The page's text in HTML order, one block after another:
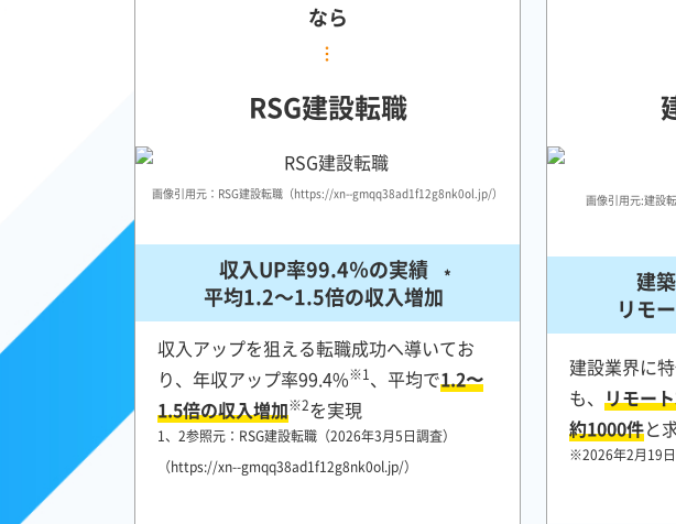
なら
RSG建設転職
画像引用元：RSG建設転職（https://xn--gmqq38ad1f12g8nk0ol.jp/）
収入UP率99.4％の実績
平均1.2～1.5倍の収入増加
*
収入アップを狙える転職成功へ導いてお
り、年収アップ率99.4%※1、平均で1.2〜
1.5倍の収入増加※2を実現
1、2参照元：RSG建設転職（2026年3月5日調査）
（https://xn--gmqq38ad1f12g8nk0ol.jp/）
画像引用元:建設
建
リモ
建設業界に
も、リモー
約1000件と
※2026年2月19